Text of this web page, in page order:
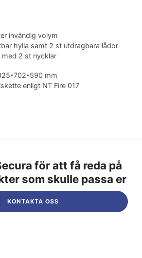
invändig volym
hylla samt 2 st utdragbara lådor
med 2 st nycklar
mm
enligt NT Fire 017
för att få reda på
som skulle passa er
KONTAKTA OSS